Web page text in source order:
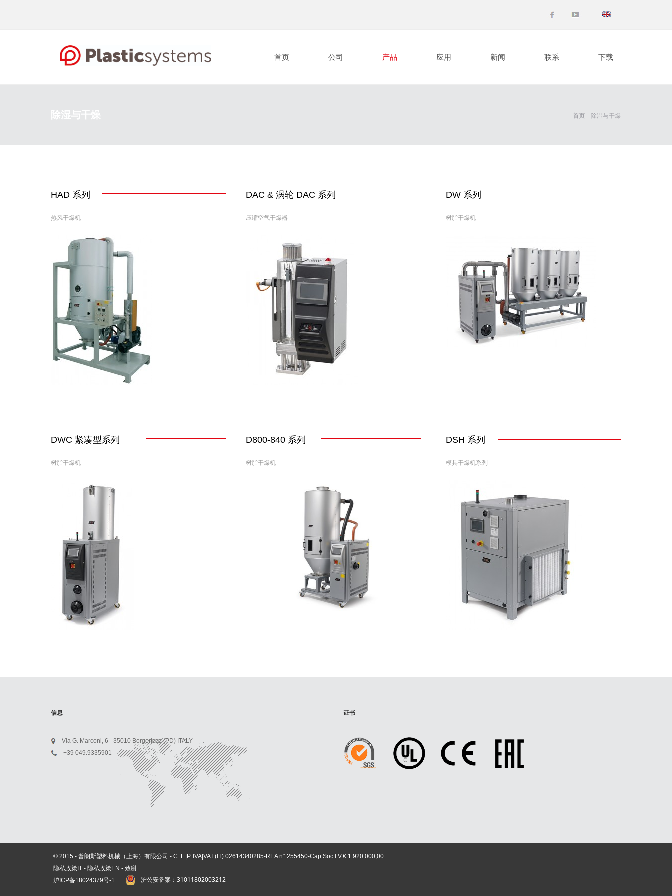
English
首页 公司 产品 应用 新闻 联系 下载
除湿与干燥 首页 除湿与干燥
HAD 系列 DAC & 涡轮 DAC 系列 DW 系列
热风干燥机 压缩空气干燥器 树脂干燥机
DWC 紧凑型系列 D800-840 系列 DSH 系列
树脂干燥机 树脂干燥机 模具干燥机系列
© 2015 - 普朗斯塑料机械（上海）有限公司 - C. F.|P. IVA|VAT:(IT) 02614340285-REA n° 255450-Cap.Soc.I.V.€ 1.920.000,00
隐私政策IT - 隐私政策EN - 致谢
沪ICP备18024379号-1
证书
Via G. Marconi, 6 - 35010 Borgoricco (PD) ITALY
+39 049.9335901
信息
沪公安备案：31011802003212